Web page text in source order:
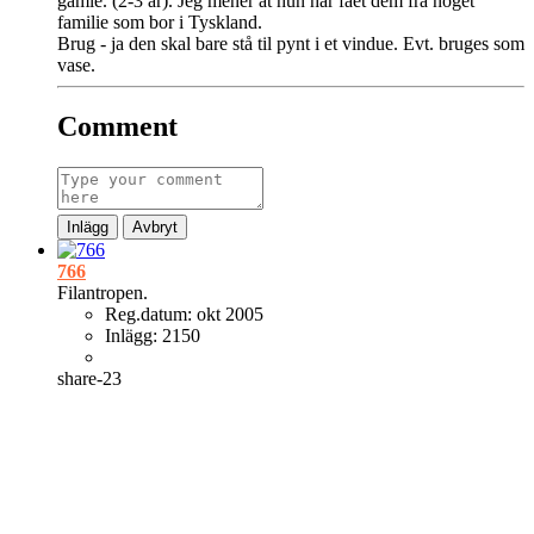
familie som bor i Tyskland.
Brug - ja den skal bare stå til pynt i et vindue. Evt. bruges som
vase.
Comment
Inlägg Avbryt
766
Filantropen.
Reg.datum: okt 2005
Inlägg: 2150
share-23